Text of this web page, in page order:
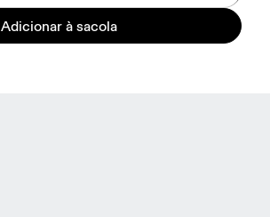
Adicionar à sacola